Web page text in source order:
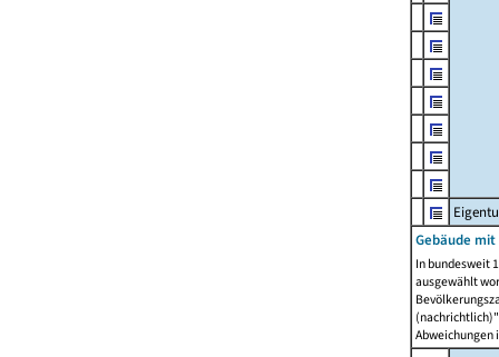
Gebäude
In bundesweit
ausgewählt
Abweichungen